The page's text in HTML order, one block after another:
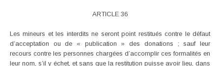
ARTICLE 36
Les mineurs et les interdits ne seront point restitués contre le défaut
d’acceptation ou de « publication » des donations ; sauf leur
recours contre les personnes chargées d’accomplir ces formalités en
leur nom, s’il y échet, et sans que la restitution puisse avoir lieu, dans